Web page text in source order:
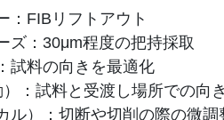
：FIBリフトアウト
ズ：30μm程度の把持採取
試料の向きを最適化
：試料と受渡し場所での向
ル）：切断や切削の際の微調